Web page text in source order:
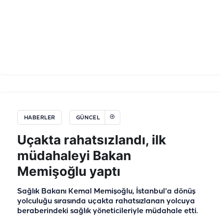
HABERLER GÜNCEL
Uçakta rahatsızlandı, ilk
müdahaleyi Bakan
Memişoğlu yaptı
Sağlık Bakanı Kemal Memişoğlu, İstanbul'a dönüş
yolculuğu sırasında uçakta rahatsızlanan yolcuya
beraberindeki sağlık yöneticileriyle müdahale etti.